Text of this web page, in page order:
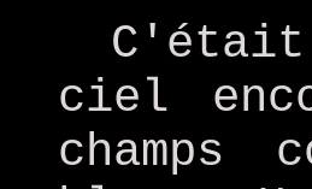
ciel
champs